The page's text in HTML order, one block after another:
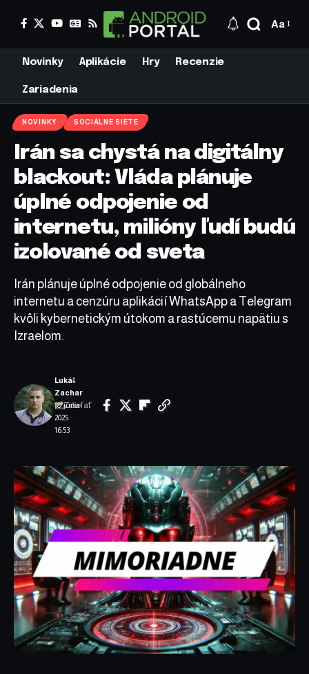
Aa
Novinky Aplikácie Hry Recenzie
Zariadenia
NOVINKY SOCIÁLNE SIETE
Irán sa chystá na digitálny
blackout: Vláda plánuje
úplné odpojenie od
internetu, milióny ľudí budú
izolované od sveta
Irán plánuje úplné odpojenie od globálneho
internetu a cenzúru aplikácií WhatsApp a Telegram
kvôli kybernetickým útokom a rastúcemu napätiu s
Izraelom.
18. júna
2025
16:53
Lukáš
Zachar
Zdieľať